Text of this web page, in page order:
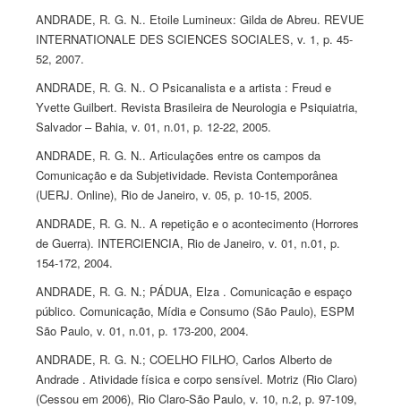
ANDRADE, R. G. N.. Etoile Lumineux: Gilda de Abreu. REVUE
INTERNATIONALE DES SCIENCES SOCIALES, v. 1, p. 45-
52, 2007.
ANDRADE, R. G. N.. O Psicanalista e a artista : Freud e
Yvette Guilbert. Revista Brasileira de Neurologia e Psiquiatria,
Salvador – Bahia, v. 01, n.01, p. 12-22, 2005.
ANDRADE, R. G. N.. Articulações entre os campos da
Comunicação e da Subjetividade. Revista Contemporânea
(UERJ. Online), Rio de Janeiro, v. 05, p. 10-15, 2005.
ANDRADE, R. G. N.. A repetição e o acontecimento (Horrores
de Guerra). INTERCIENCIA, Rio de Janeiro, v. 01, n.01, p.
154-172, 2004.
ANDRADE, R. G. N.; PÁDUA, Elza . Comunicação e espaço
público. Comunicação, Mídia e Consumo (São Paulo), ESPM
São Paulo, v. 01, n.01, p. 173-200, 2004.
ANDRADE, R. G. N.; COELHO FILHO, Carlos Alberto de
Andrade . Atividade física e corpo sensível. Motriz (Rio Claro)
(Cessou em 2006), Rio Claro-São Paulo, v. 10, n.2, p. 97-109,